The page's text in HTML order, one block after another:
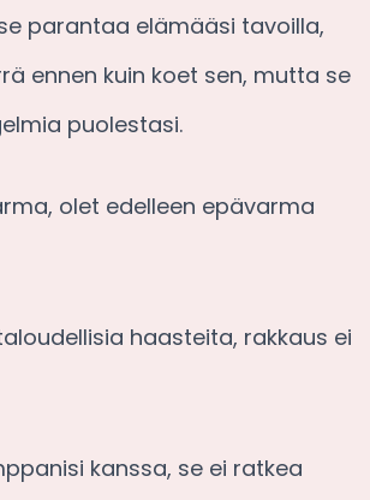
parantaa elämääsi tavoilla,
ennen kuin koet sen, mutta se
puolestasi.
olet edelleen epävarma
haasteita, rakkaus ei
kanssa, se ei ratkea